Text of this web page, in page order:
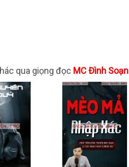
qua giọng đọc MC Đình Soạn